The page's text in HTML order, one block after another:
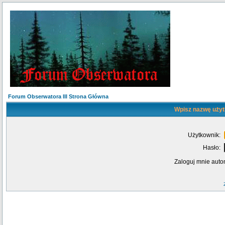
Forum Obserwatora III Strona Główna
Wpisz nazwę
Użytkownik:
Hasło:
Zaloguj mnie